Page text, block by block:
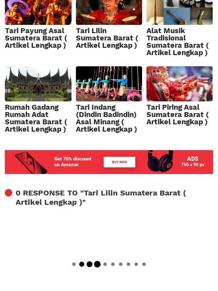
Tari Payung Asal
Sumatera Barat (
Artikel Lengkap )
Tari Lilin
Sumatera Barat (
Artikel Lengkap )
Alat Musik
Tradisional
Sumatera Barat (
Artikel Lengkap )
Rumah Gadang
Rumah Adat
Sumatera Barat (
Artikel Lengkap )
Tari Indang
(Dindin Badindin)
Asal Minang (
Artikel Lengkap )
Tari Piring Asal
Sumatera Barat (
Artikel Lengkap )
0 RESPONSE TO "Tari Lilin Sumatera Barat (
Artikel Lengkap )"